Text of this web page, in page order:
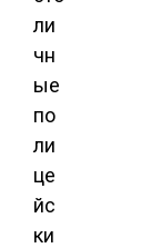
ли
чн
ые
по
ли
це
йс
ки